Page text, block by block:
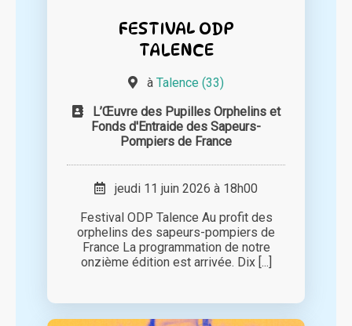
FESTIVAL ODP
TALENCE
à Talence (33)
L’Œuvre des Pupilles Orphelins et
Fonds d'Entraide des Sapeurs-
Pompiers de France
jeudi 11 juin 2026 à 18h00
Festival ODP Talence Au profit des
orphelins des sapeurs-pompiers de
France La programmation de notre
onzième édition est arrivée. Dix [...]